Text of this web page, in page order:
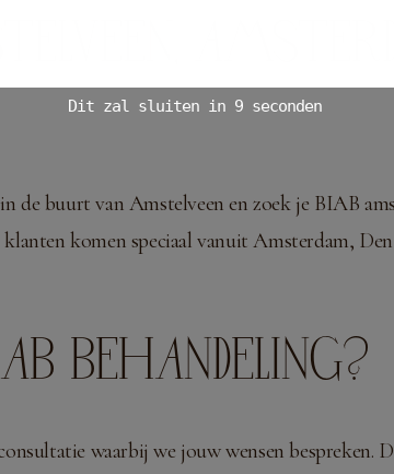
de buurt van Amstelveen en zoek je BIAB
klanten komen speciaal vanuit Amsterdam,
BEHANDELING?
waarbij we jouw wensen bespreken.
Dit zal sluiten in 8 seconden